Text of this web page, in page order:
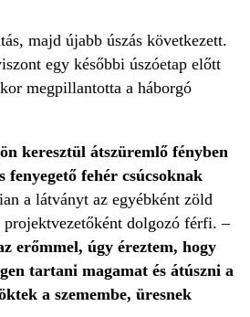
majd újabb úszás következett.
egy későbbi úszóetap előtt
megpillantotta a háborgó
keresztül átszüremlő fényben
fenyegető fehér csúcsoknak
a látványt az egyébként zöld
dolgozó férfi. –
erőmmel, úgy éreztem, hogy
tartani magamat és átúszni a
a szemembe, üresnek